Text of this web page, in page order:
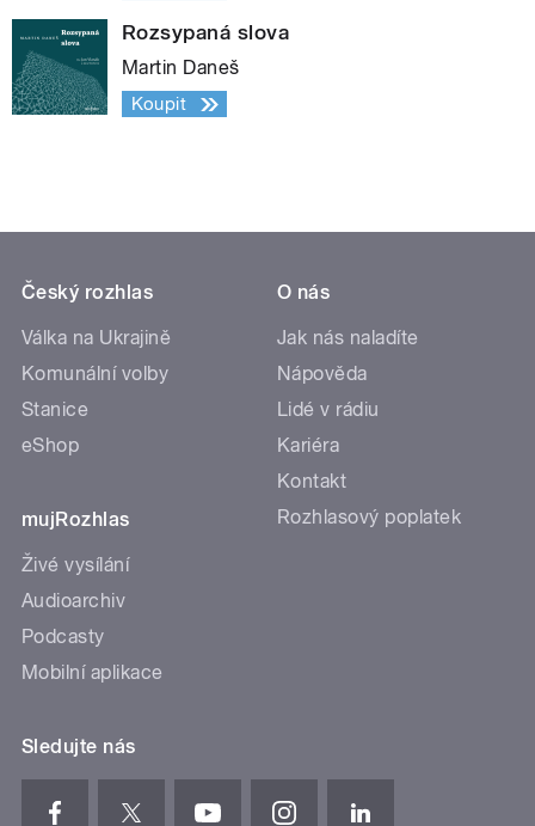
Rozsypaná slova
Martin Daneš
Koupit
Český rozhlas
Válka na Ukrajině
Komunální volby
Stanice
eShop
mujRozhlas
Živé vysílání
Audioarchiv
Podcasty
Mobilní aplikace
O nás
Jak nás naladíte
Nápověda
Lidé v rádiu
Kariéra
Kontakt
Rozhlasový poplatek
Sledujte nás